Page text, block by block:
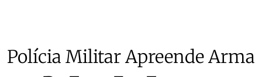
Polícia Militar Apreende Arma